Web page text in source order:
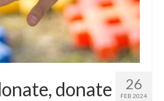
26
FEB 2024
donate